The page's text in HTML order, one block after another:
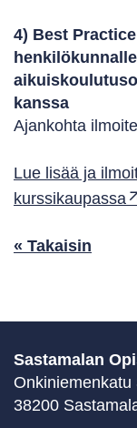
4) Best
kanssa
Ajankohta
Lue lisää ja
kurssikaupassa
« Takaisin
Sastamalan
Onkiniemenkatu
38200